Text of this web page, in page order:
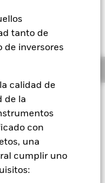
tanto de
de inversores
calidad de
de la
con
una
cumplir uno
una revalorización del
Fondo trata de
de su inversión en
acciones) de
actividad principal
se logra